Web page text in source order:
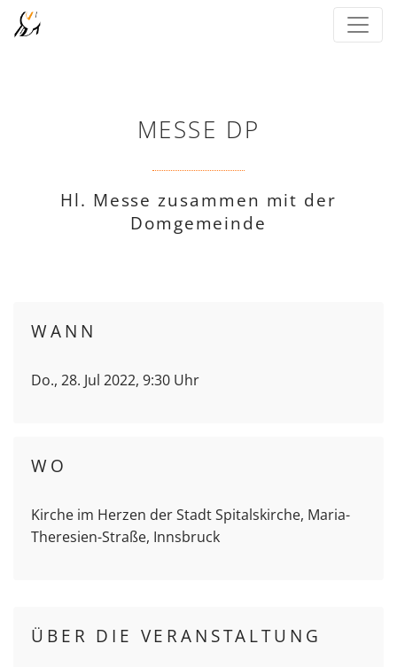
MESSE DP
Hl. Messe zusammen mit der
Domgemeinde
WANN
Do., 28. Jul 2022, 9:30 Uhr
WO
Kirche im Herzen der Stadt Spitalskirche, Maria-
Theresien-Straße, Innsbruck
ÜBER DIE VERANSTALTUNG